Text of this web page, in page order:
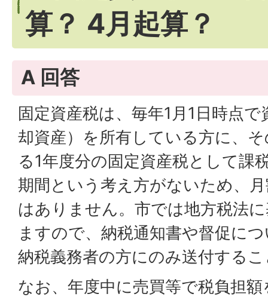
算？ 4月起算？
A 回答
固定資産税は、毎年1月1日時点
却資産）を所有している方に、
る1年度分の固定資産税として課
期間という考え方がないため、
はありません。市では地方税法
ますので、納税通知書や督促に
納税義務者の方にのみ送付する
なお、年度中に売買等で税負担